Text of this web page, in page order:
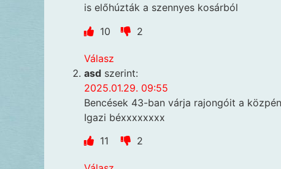
is előhúzták a szennyes kosárból
10
2
Válasz
asd szerint:
2025.01.29. 09:55
Bencések 43-ban várja rajongóit a
Igazi béxxxxxxxx
11
2